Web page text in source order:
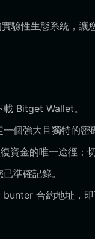
驗性生態系統，讓
Bitget Wallet。
個強大且獨特的密
資金的唯一途徑；
準確記錄。
合約地址，即